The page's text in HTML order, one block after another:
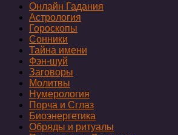
Онлайн Гадания
Астрология
Гороскопы
Сонники
Тайна имени
Фэн-шуй
Заговоры
Молитвы
Нумерология
Порча и Сглаз
Биоэнергетика
Обряды и ритуалы